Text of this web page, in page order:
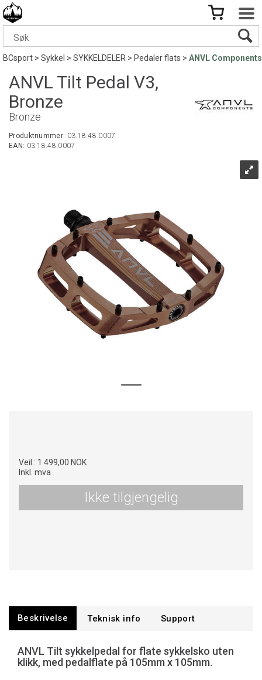
BCsport>Sykkel >SYKKELDELER>Pedaler flats>ANVL Components
ANVL Tilt Pedal V3,
Bronze
Bronze
Produktnummer: 03.18.48.0007
EAN: 03.18.48.0007
Veil.: 1 499,00 NOK
Inkl. mva
Ikke tilgjengelig
Beskrivelse Teknisk info Support
ANVL Tilt sykkelpedal for flate sykkelsko uten
klikk, med pedalflate på 105mm x 105mm.